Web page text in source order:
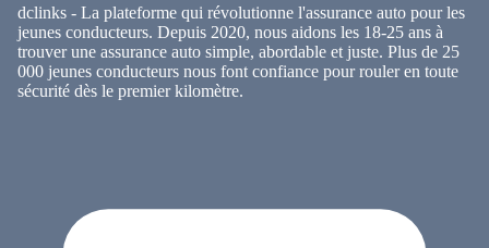
dclinks - La plateforme qui révolutionne l'assurance auto pour les
jeunes conducteurs. Depuis 2020, nous aidons les 18-25 ans à
trouver une assurance auto simple, abordable et juste. Plus de 25
000 jeunes conducteurs nous font confiance pour rouler en toute
sécurité dès le premier kilomètre.